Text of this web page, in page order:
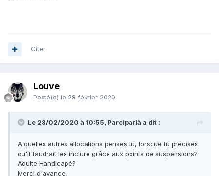
Citer
Louve
Posté(e) le 28 février 2020
Le 28/02/2020 à 10:55, Parciparlà a dit :
A quelles autres allocations penses tu, lorsque tu précises
qu'il faudrait les inclure grâce aux points de suspensions?
Adulte Handicapé?
Merci d'avance,